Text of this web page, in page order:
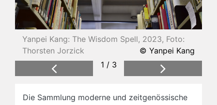
Yanpei Kang: The Wisdom Spell, 2023, Foto:
Thorsten Jorzick
© Yanpei Kang
1 / 3
Der Kustos der Kunstsammlungen Kai-Uwe
Hemken, 1994, Foto: RUB.
2 / 3
Previous
Next
Die Sammlung moderne und zeitgenössische